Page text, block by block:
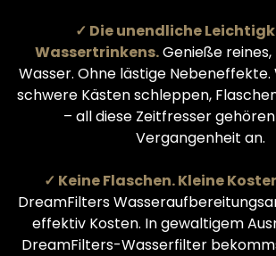
✓ Die unendliche
Wassertrinkens.Genieße
Wasser. Ohne lästige Nebeneffekte.
schwere Kästen schleppen,
– all diese Zeitfresser
Vergangenheit an.
✓ Keine Flaschen. Kleine
DreamFilters
effektiv Kosten. In gewaltigem
DreamFilters-Wasserfilter